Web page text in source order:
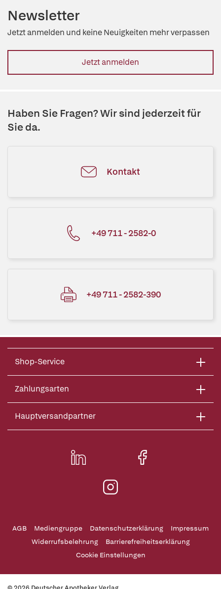
Newsletter
Jetzt anmelden und keine Neuigkeiten mehr verpassen
Jetzt anmelden
Haben Sie Fragen? Wir sind jederzeit für
Sie da.
Kontakt
+49 711 - 2582-0
+49 711 - 2582-390
Shop-Service
Zahlungsarten
Hauptversandpartner
AGB Mediengruppe Datenschutzerklärung
Impressum
Widerrufsbelehrung
Barrierefreiheitserklärung
Cookie Einstellungen